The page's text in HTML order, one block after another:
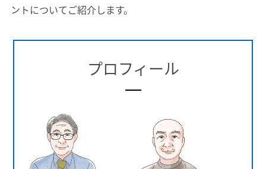
ントについてご紹介します。
プロフィール